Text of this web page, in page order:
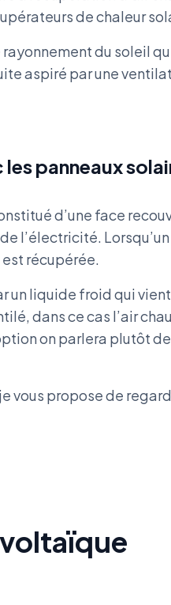
de chaleur
du soleil
aspiré par une
panneaux
d’une face
l’électricité.
récupérée.
un liquide froid qui
dans ce cas l’air
on parlera plutôt
vous propose de